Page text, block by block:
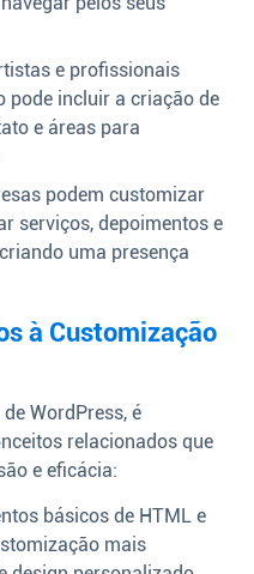
e profissionais
pode incluir a criação de
e áreas para
podem customizar
serviços, depoimentos e
uma presença
à Customização
WordPress, é
relacionados que
e eficácia:
básicos de HTML e
mais